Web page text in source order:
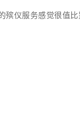
殡仪服务感觉很值